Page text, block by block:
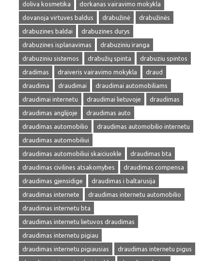
doliva kosmetika
dorkanas vairavimo mokykla
dovanoja virtuves baldus
drabužinė
drabužinės
drabuzines baldai
drabuzines durys
drabuzines isplanavimas
drabuziniu iranga
drabuziniu sistemos
drabužių spinta
drabuziu spintos
dradimas
draiveris vairavimo mokykla
draud
draudima
draudimai
draudimai automobiliams
draudimai internetu
draudimai lietuvoje
draudimas
draudimas anglijoje
draudimas auto
draudimas automobilio
draudimas automobilio internetu
draudimas automobiliui
draudimas automobiliui skaiciuokle
draudimas bta
draudimas civilines atsakomybes
draudimas compensa
draudimas gjensidige
draudimas i baltarusija
draudimas internete
draudimas internetu automobilio
draudimas internetu bta
draudimas internetu lietuvos draudimas
draudimas internetu pigiau
draudimas internetu pigiausias
draudimas internetu pigus